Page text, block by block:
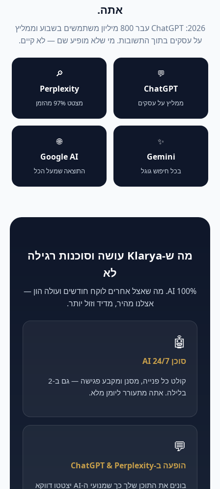
אתה.
2026: ChatGPT עבר 800 מיליון משתמשים בשבוע וממליץ
על עסקים בתוך התשובות. מי שלא מופיע שם — לא קיים.
💬
ChatGPT
ממליץ על עסקים
🔎
Perplexity
מצטט 97% מהזמן
✨
Gemini
בכל חיפוש גוגל
🌐
Google AI
התוצאה שמעל הכל
מה ש-Klarya עושה וסוכנות רגילה
לא
100% AI. מה שאצל אחרים לוקח חודשים ועולה הון —
אצלנו מהיר, מדיד וזול יותר.
🤖
סוכן AI 24/7
קולט כל פנייה, מסנן ומקבע פגישה — גם ב-2
בלילה. אתה מתעורר ליומן מלא.
💬
הופעה ב-ChatGPT & Perplexity
בונים את התוכן שלך כך שמנועי ה-AI יצטטו דווקא